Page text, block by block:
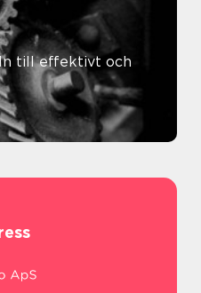
till effektivt och